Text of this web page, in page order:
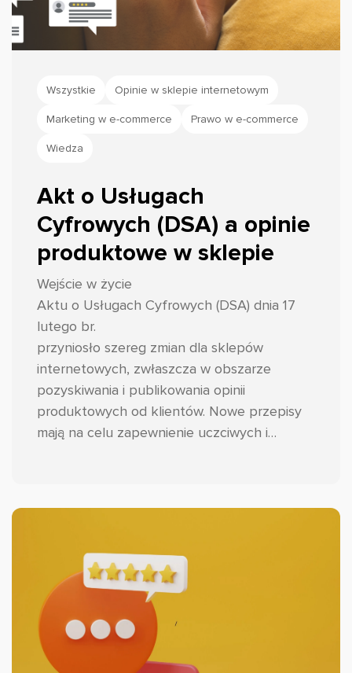
Wszystkie Opinie w sklepie internetowym
Marketing w e-commerce Prawo w e-commerce
Wiedza
Akt o Usługach
Cyfrowych (DSA) a opinie
produktowe w sklepie
Wejście w życie
Aktu o Usługach Cyfrowych (DSA) dnia 17
lutego br.
przyniosło szereg zmian dla sklepów
internetowych, zwłaszcza w obszarze
pozyskiwania i publikowania opinii
produktowych od klientów. Nowe przepisy
mają na celu zapewnienie uczciwych i
commerce.